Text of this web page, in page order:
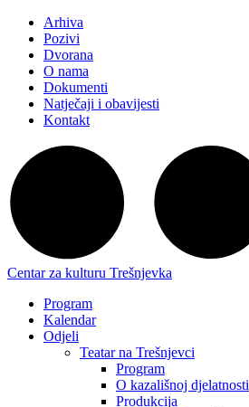
Arhiva
Pozivi
Dvorana
O nama
Dokumenti
Natječaji i obavijesti
Kontakt
Centar za kulturu Trešnjevka
Program
Kalendar
Odjeli
Teatar na Trešnjevci
Program
O kazališnoj djelatnosti
Produkcija